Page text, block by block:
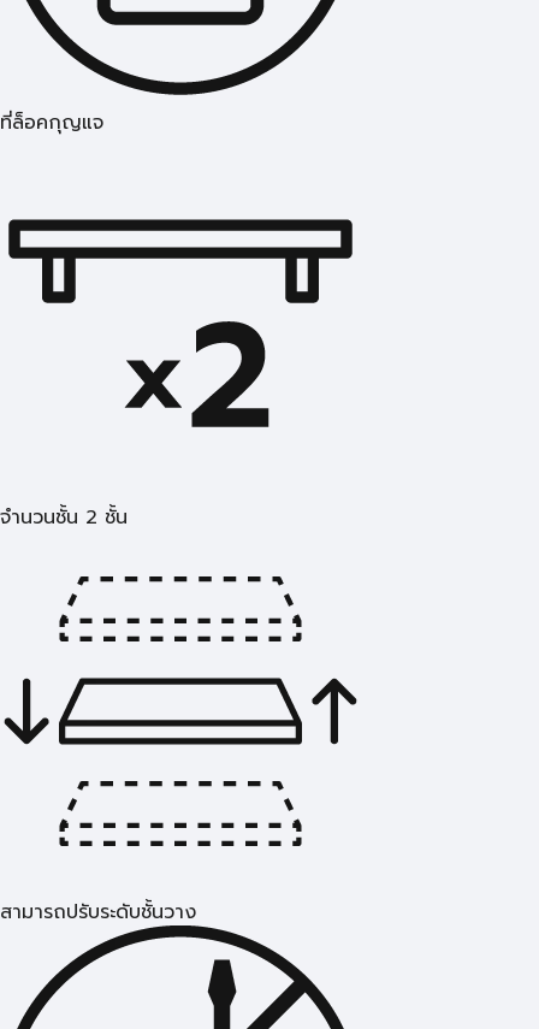
ที่ล็อคกุญแจ
จำนวนชั้น 2 ชั้น
สามารถปรับระดับชั้นวาง